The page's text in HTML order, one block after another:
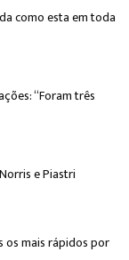
como esta em toda
“Foram três
e Piastri
os mais rápidos por